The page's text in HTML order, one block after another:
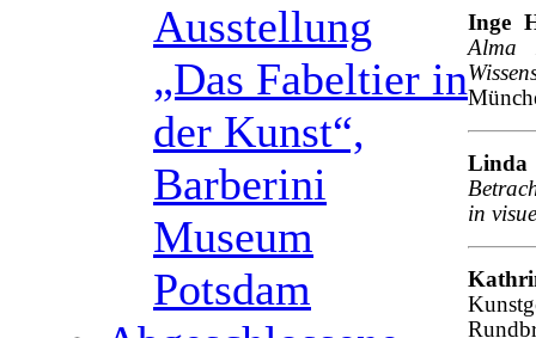
Ausstellung
„Das Fabeltier in
der Kunst“,
Barberini
Museum
Potsdam
Inge
Alma
in